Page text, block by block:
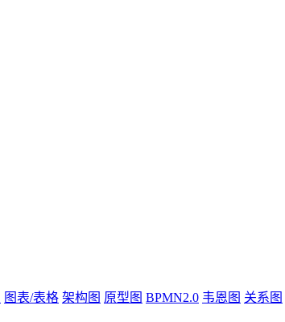
图表/表格 架构图 原型图 BPMN2.0 韦恩图 关系图